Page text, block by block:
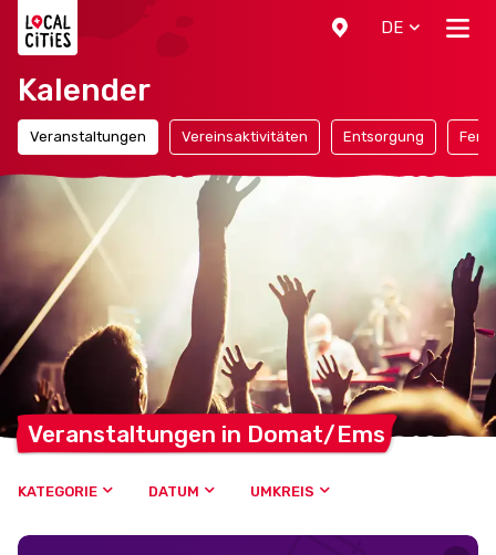
DE
Kalender
Veranstaltungen Vereinsaktivitäten Entsorgung
Veranstaltungen in Domat/Ems
KATEGORIE DATUM UMKREIS